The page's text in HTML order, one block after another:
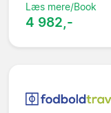
Læs mere/Book
4 982,-